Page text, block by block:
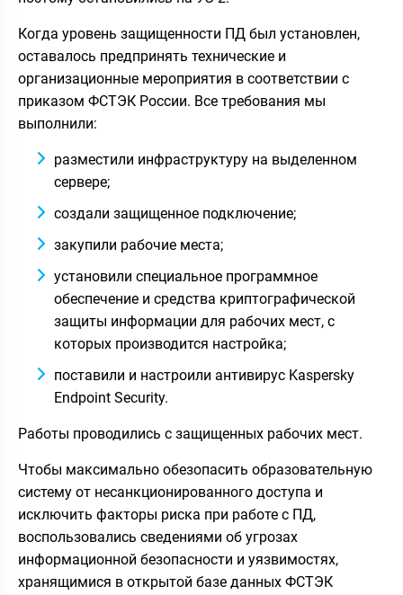
Когда уровень защищенности ПД был установлен,
оставалось предпринять технические и
организационные мероприятия в соответствии с
приказом ФСТЭК России. Все требования мы
выполнили:
разместили инфраструктуру на выделенном
сервере;
создали защищенное подключение;
закупили рабочие места;
установили специальное программное
обеспечение и средства криптографической
защиты информации для рабочих мест, с
которых производится настройка;
поставили и настроили антивирус Kaspersky
Endpoint Security.
Работы проводились с защищенных рабочих мест.
Чтобы максимально обезопасить образовательную
систему от несанкционированного доступа и
исключить факторы риска при работе с ПД,
воспользовались сведениями об угрозах
информационной безопасности и уязвимостях,
хранящимися в открытой базе данных ФСТЭК